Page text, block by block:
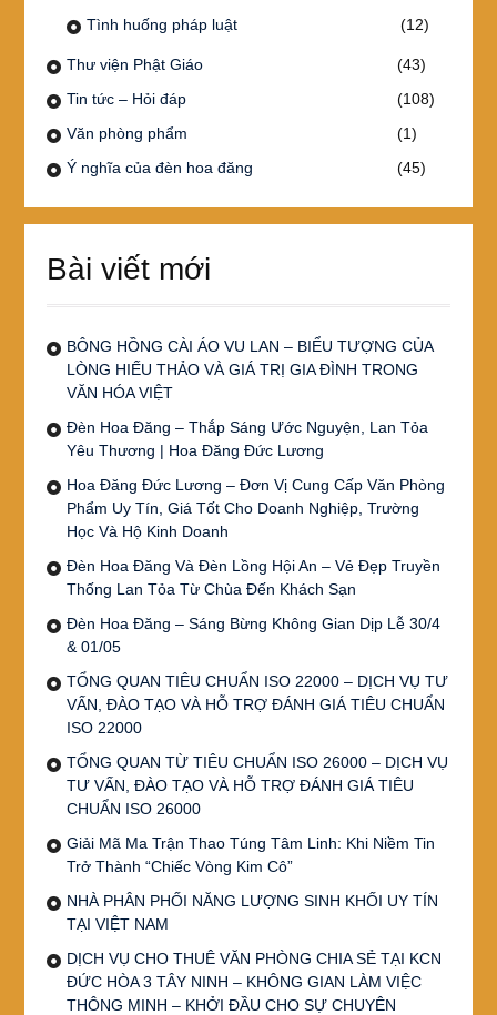
Tình huống pháp luật
(12)
Thư viện Phật Giáo
(43)
Tin tức – Hỏi đáp
(108)
Văn phòng phẩm
(1)
Ý nghĩa của đèn hoa đăng
(45)
Bài viết mới
BÔNG HỒNG CÀI ÁO VU LAN – BIỂU TƯỢNG CỦA
LÒNG HIẾU THẢO VÀ GIÁ TRỊ GIA ĐÌNH TRONG
VĂN HÓA VIỆT
Đèn Hoa Đăng – Thắp Sáng Ước Nguyện, Lan Tỏa
Yêu Thương | Hoa Đăng Đức Lương
Hoa Đăng Đức Lương – Đơn Vị Cung Cấp Văn Phòng
Phẩm Uy Tín, Giá Tốt Cho Doanh Nghiệp, Trường
Học Và Hộ Kinh Doanh
Đèn Hoa Đăng Và Đèn Lồng Hội An – Vẻ Đẹp Truyền
Thống Lan Tỏa Từ Chùa Đến Khách Sạn
Đèn Hoa Đăng – Sáng Bừng Không Gian Dịp Lễ 30/4
& 01/05
TỔNG QUAN TIÊU CHUẨN ISO 22000 – DỊCH VỤ TƯ
VẤN, ĐÀO TẠO VÀ HỖ TRỢ ĐÁNH GIÁ TIÊU CHUẨN
ISO 22000
TỔNG QUAN TỪ TIÊU CHUẨN ISO 26000 – DỊCH VỤ
TƯ VẤN, ĐÀO TẠO VÀ HỖ TRỢ ĐÁNH GIÁ TIÊU
CHUẨN ISO 26000
Giải Mã Ma Trận Thao Túng Tâm Linh: Khi Niềm Tin
Trở Thành “Chiếc Vòng Kim Cô”
NHÀ PHÂN PHỐI NĂNG LƯỢNG SINH KHỐI UY TÍN
TẠI VIỆT NAM
DỊCH VỤ CHO THUÊ VĂN PHÒNG CHIA SẺ TẠI KCN
ĐỨC HÒA 3 TÂY NINH – KHÔNG GIAN LÀM VIỆC
THÔNG MINH – KHỞI ĐẦU CHO SỰ CHUYÊN